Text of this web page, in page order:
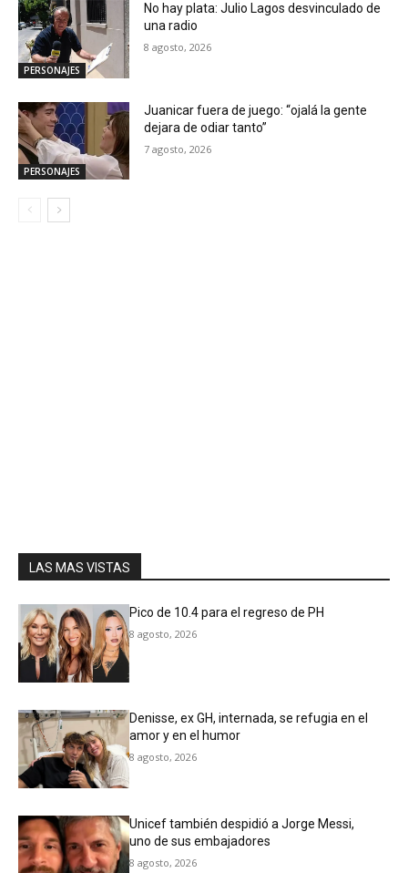
PERSONAJES
No hay plata: Julio Lagos desvinculado de
una radio
8 agosto, 2026
PERSONAJES
Juanicar fuera de juego: “ojalá la gente
dejara de odiar tanto”
7 agosto, 2026
LAS MAS VISTAS
Pico de 10.4 para el regreso de PH
8 agosto, 2026
Denisse, ex GH, internada, se refugia en el
amor y en el humor
8 agosto, 2026
Unicef también despidió a Jorge Messi,
uno de sus embajadores
8 agosto, 2026